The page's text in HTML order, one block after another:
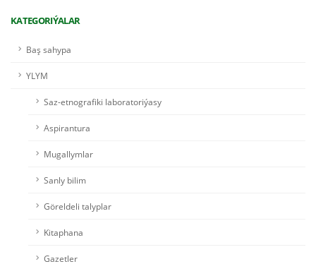
KATEGORIÝALAR
Baş sahypa
YLYM
Saz-etnografiki laboratoriýasy
Aspirantura
Mugallymlar
Sanly bilim
Göreldeli talyplar
Kitaphana
Gazetler